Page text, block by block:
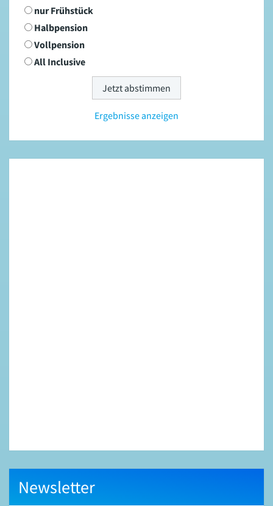
nur Frühstück
Halbpension
Vollpension
All Inclusive
Ergebnisse anzeigen
Newsletter